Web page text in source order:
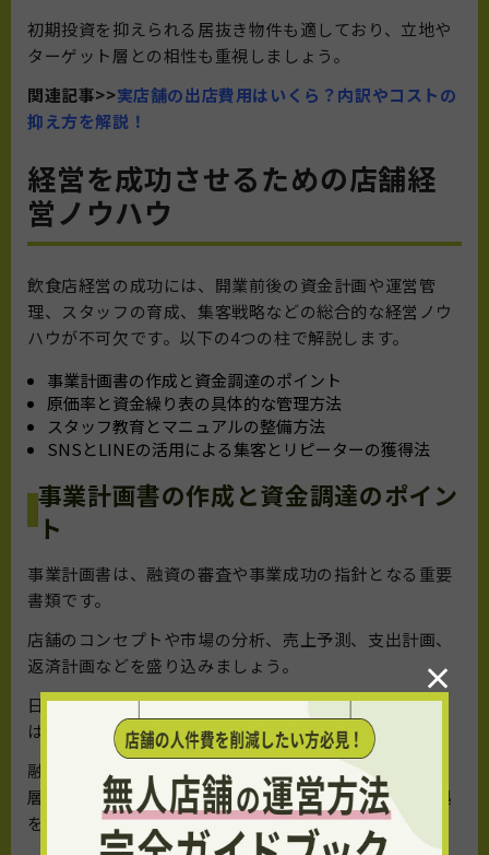
初期投資を抑えられる居抜き物件も適しており、立地や
ターゲット層との相性も重視しましょう。
関連記事>>実店舗の出店費用はいくら？内訳やコストの
抑え方を解説！
経営を成功させるための店舗経
営ノウハウ
飲食店経営の成功には、開業前後の資金計画や運営管
理、スタッフの育成、集客戦略などの総合的な経営ノウ
ハウが不可欠です。以下の4つの柱で解説します。
事業計画書の作成と資金調達のポイント
原価率と資金繰り表の具体的な管理方法
スタッフ教育とマニュアルの整備方法
SNSとLINEの活用による集客とリピーターの獲得法
事業計画書の作成と資金調達のポイン
ト
事業計画書は、融資の審査や事業成功の指針となる重要
書類です。
店舗のコンセプトや市場の分析、売上予測、支出計画、
返済計画などを盛り込みましょう。
日本政策金融公庫などの金融機関へ融資を申請する際
は、自己資金比率や計画の現実性が重視されます。
融資を成功させるためには、事業の強みやターゲット
層、競合との差別化を明確にし、売上予測に対する根拠
を数値で示します。
×